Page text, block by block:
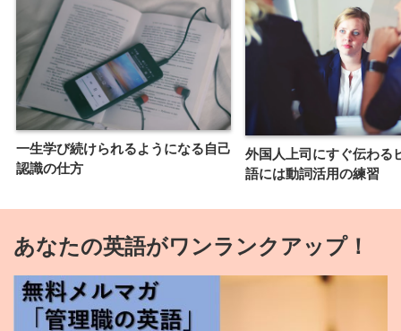
一生学び続けられるようになる自己
認識の仕方
外国人上司にすぐ伝わる
語には動詞活用の練習
あなたの英語がワンランクアップ！